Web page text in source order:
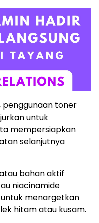
penggunaan toner
untuk
mempersiapkan
selanjutnya
bahan aktif
niacinamide
menargetkan
hitam atau kusam.